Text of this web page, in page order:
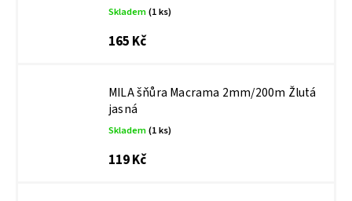
Skladem(1 ks)
165 Kč
MILA šňůra Macrama 2mm/200m Žlutá
jasná
Skladem(1 ks)
119 Kč